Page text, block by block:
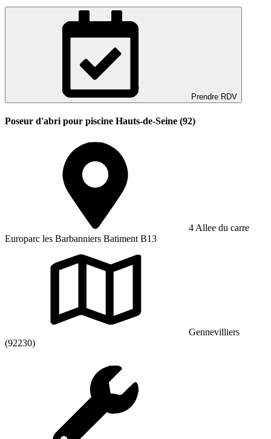
Prendre RDV
Poseur d'abri pour piscine Hauts-de-Seine (92)
4 Allee du carre
Europarc les Barbanniers Batiment B13
Gennevilliers
(92230)